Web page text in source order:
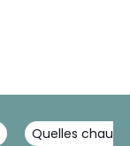
Quelles